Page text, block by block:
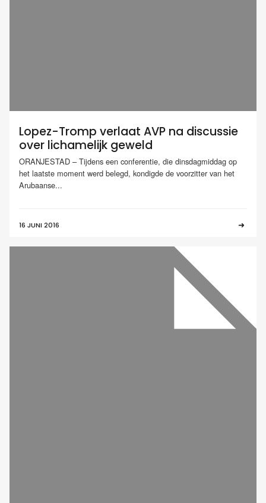
Lopez-Tromp verlaat AVP na discussie
over lichamelijk geweld
ORANJESTAD – Tijdens een conferentie, die dinsdagmiddag op
het laatste moment werd belegd, kondigde de voorzitter van het
Arubaanse...
16 JUNI 2016